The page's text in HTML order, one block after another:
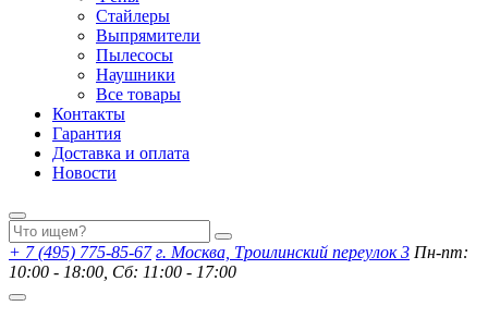
Стайлеры
Выпрямители
Пылесосы
Наушники
Все товары
Контакты
Гарантия
Доставка и оплата
Новости
+ 7 (495) 775-85-67 г. Москва, Троилинский переулок 3 Пн-пт:
10:00 - 18:00, Сб: 11:00 - 17:00